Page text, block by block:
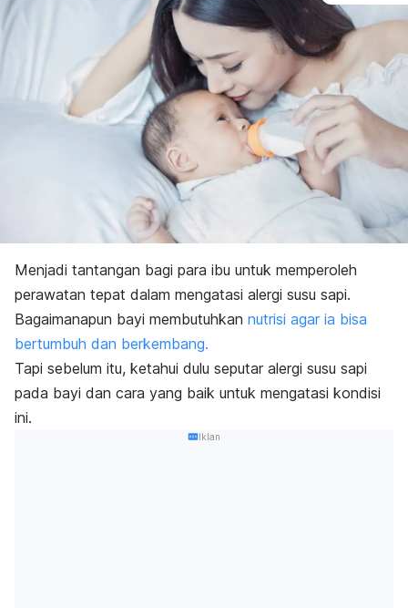
Menjadi tantangan bagi para ibu untuk memperoleh
perawatan tepat dalam mengatasi alergi susu sapi.
Bagaimanapun bayi membutuhkan nutrisi agar ia bisa
bertumbuh dan berkembang.
Tapi sebelum itu, ketahui dulu seputar alergi susu sapi
pada bayi dan cara yang baik untuk mengatasi kondisi
ini.
Iklan